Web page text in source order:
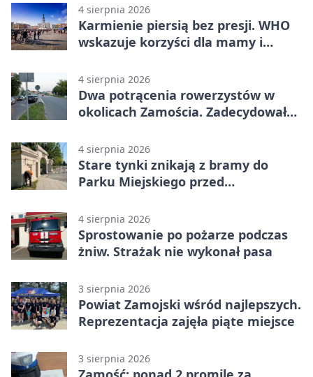
4 sierpnia 2026
Karmienie piersią bez presji. WHO
wskazuje korzyści dla mamy i
4 sierpnia 2026
Dwa potrącenia rowerzystów w
okolicach Zamościa. Zadecydowało
4 sierpnia 2026
Stare tynki znikają z bramy do
Parku Miejskiego przed
4 sierpnia 2026
Sprostowanie po pożarze podczas
żniw. Strażak nie wykonał pasa
3 sierpnia 2026
Powiat Zamojski wśród najlepszych.
Reprezentacja zajęła piąte miejsce
3 sierpnia 2026